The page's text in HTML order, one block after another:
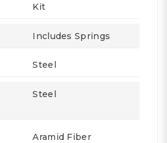
Kit
Includes Springs
Steel
Steel
Aramid Fiber